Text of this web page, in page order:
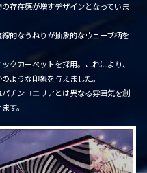
存在感が増すデザインとなっていま
的なうねりが抽象的なウェーブ柄を
クカーペットを採用。これにより、
ような印象を与えました。
チンコエリアとは異なる雰囲気を創
す。